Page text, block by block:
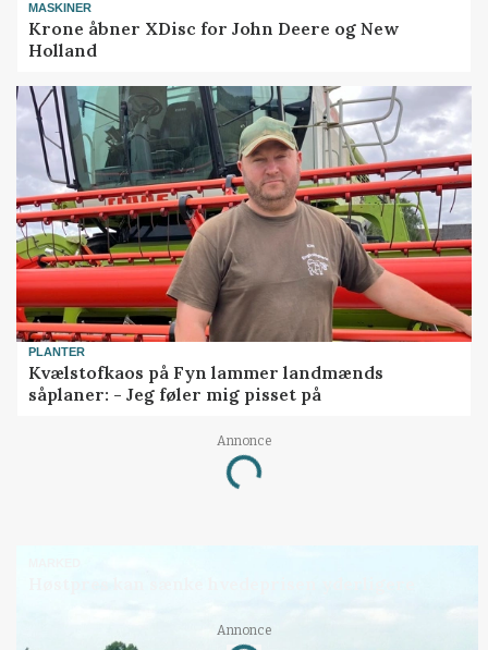
MASKINER
Krone åbner XDisc for John Deere og New
Holland
PLANTER
Kvælstofkaos på Fyn lammer landmænds
såplaner: - Jeg føler mig pisset på
Annonce
Loading...
Annonce